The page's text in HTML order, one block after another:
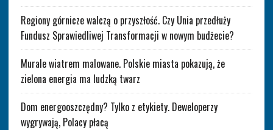
Regiony górnicze walczą o przyszłość. Czy Unia przedłuży
Fundusz Sprawiedliwej Transformacji w nowym budżecie?
Murale wiatrem malowane. Polskie miasta pokazują, że
zielona energia ma ludzką twarz
Dom energooszczędny? Tylko z etykiety. Deweloperzy
wygrywają, Polacy płacą